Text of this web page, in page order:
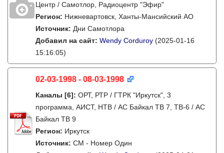
Центр / Самотлор, Радиоцентр "Эфир"
Регион: Нижневартовск, Ханты-Мансийский АО
Источник: Дни Самотлора
Добавил на сайт: Wendy Corduroy (2025-01-16
15:16:05)
02-03-1998 - 08-03-1998
Каналы [6]: ОРТ, РТР / ГТРК "Иркутск", 3
программа, АИСТ, НТВ / АС Байкал ТВ 7, ТВ-6 / АС
Байкал ТВ 9
Регион: Иркутск
Источник: СМ - Номер Один